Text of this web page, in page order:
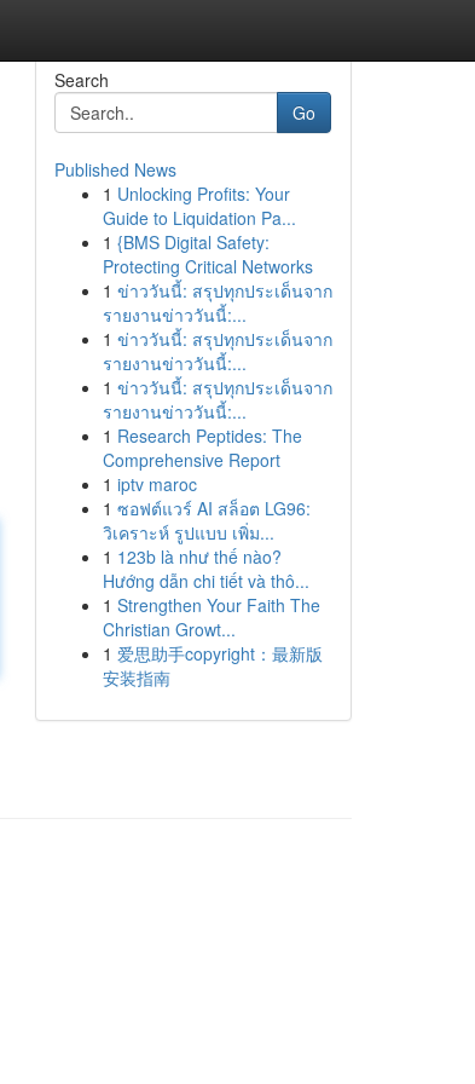
Search
Go
Published News
1 Unlocking Profits: Your
Guide to Liquidation Pa...
1 {BMS Digital Safety:
Protecting Critical Networks
1 ข่าววันนี้: สรุปทุกประเด็นจาก
รายงานข่าววันนี้:...
1 ข่าววันนี้: สรุปทุกประเด็นจาก
รายงานข่าววันนี้:...
1 ข่าววันนี้: สรุปทุกประเด็นจาก
รายงานข่าววันนี้:...
1 Research Peptides: The
Comprehensive Report
1 iptv maroc
1 ซอฟต์แวร์ AI สล็อต LG96:
วิเคราะห์ รูปแบบ เพิ่ม...
1 123b là như thế nào?
Hướng dẫn chi tiết và thô...
1 Strengthen Your Faith The
Christian Growt...
1 爱思助手copyright：最新版
安装指南